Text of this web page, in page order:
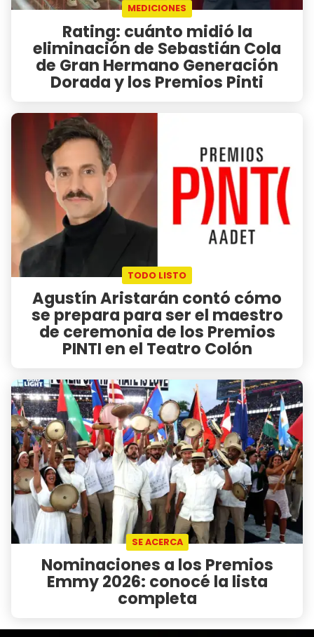
MEDICIONES
Rating: cuánto midió la
eliminación de Sebastián Cola
de Gran Hermano Generación
Dorada y los Premios Pinti
TODO LISTO
Agustín Aristarán contó cómo
se prepara para ser el maestro
de ceremonia de los Premios
PINTI en el Teatro Colón
SE ACERCA
Nominaciones a los Premios
Emmy 2026: conocé la lista
completa